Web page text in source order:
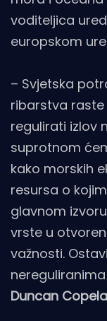
voditeljica
europskom
– Svjetska
ribarstva
regulirati izlov
suprotnom
kako morskih
resursa o
glavnom
vrste u
važnosti.
Duncan